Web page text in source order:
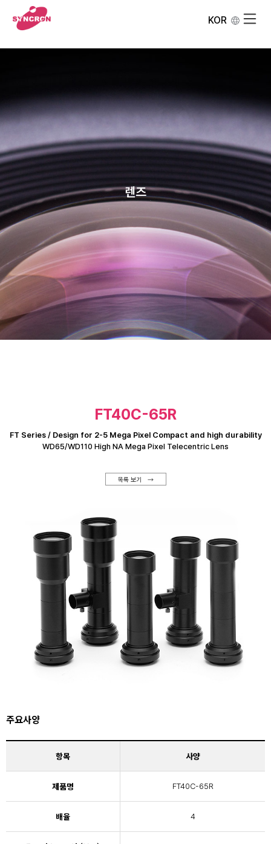
KOR
렌즈
FT40C-65R
FT Series / Design for 2-5 Mega Pixel Compact and high durability
WD65/WD110 High NA Mega Pixel Telecentric Lens
목록 보기
주요사양
항목 사양
제품명 FT40C-65R
배율 4